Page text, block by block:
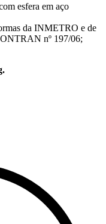
esfera em aço
da INMETRO e de
nº 197/06;